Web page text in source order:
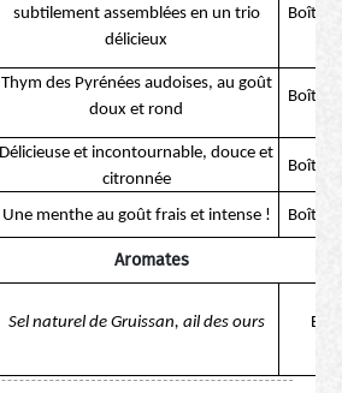
subtilement assemblées en un trio
délicieux
Boîte
Thym des Pyrénées audoises, au goût
doux et rond
Boîte
Délicieuse et incontournable, douce et
citronnée
Boîte
Une menthe au goût frais et intense ! Boîte
Aromates
Sel naturel de Gruissan, ail des ours